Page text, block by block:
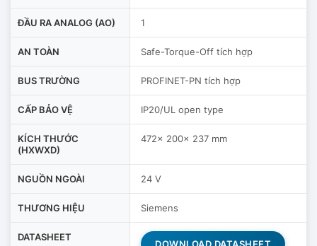
ĐẦU RA ANALOG (AO) 1
AN TOÀN Safe-Torque-Off tích hợp
BUS TRƯỜNG PROFINET-PN tích hợp
CẤP BẢO VỆ IP20/UL open type
KÍCH THƯỚC
(HXWXD)
472x 200x 237 mm
NGUỒN NGOÀI 24 V
THƯƠNG HIỆU Siemens
DATASHEET
DOWNLOAD DATASHEET